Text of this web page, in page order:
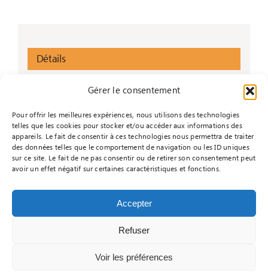
Gérer le consentement
Pour offrir les meilleures expériences, nous utilisons des technologies
telles que les cookies pour stocker et/ou accéder aux informations des
appareils. Le fait de consentir à ces technologies nous permettra de traiter
des données telles que le comportement de navigation ou les ID uniques
sur ce site. Le fait de ne pas consentir ou de retirer son consentement peut
avoir un effet négatif sur certaines caractéristiques et fonctions.
Accepter
Refuser
Voir les préférences
Détails
Fin :
6 octobre 2024
Catégorie d’Évènement:
Sem AB
Mentions légales|Politique de confidentialité